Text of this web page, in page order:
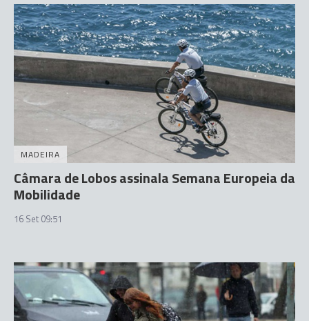
MADEIRA
Câmara de Lobos assinala Semana Europeia da
Mobilidade
16 Set 09:51